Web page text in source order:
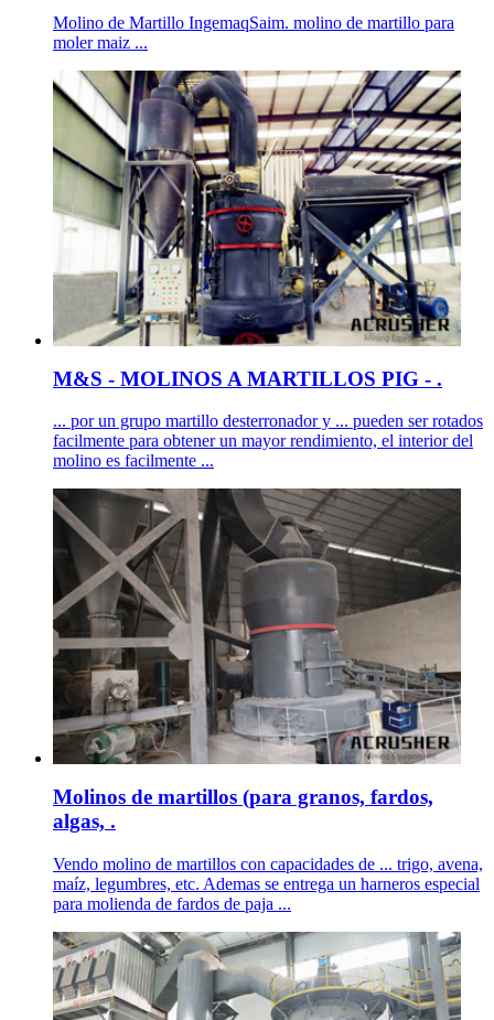
Molino de Martillo IngemaqSaim. molino de martillo para
moler maiz ...
M&S - MOLINOS A MARTILLOS PIG - .
... por un grupo martillo desterronador y ... pueden ser rotados
facilmente para obtener un mayor rendimiento, el interior del
molino es facilmente ...
Molinos de martillos (para granos, fardos,
algas, .
Vendo molino de martillos con capacidades de ... trigo, avena,
maíz, legumbres, etc. Ademas se entrega un harneros especial
para molienda de fardos de paja ...